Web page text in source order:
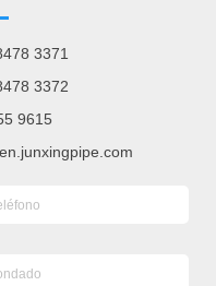
3371
3372
9615